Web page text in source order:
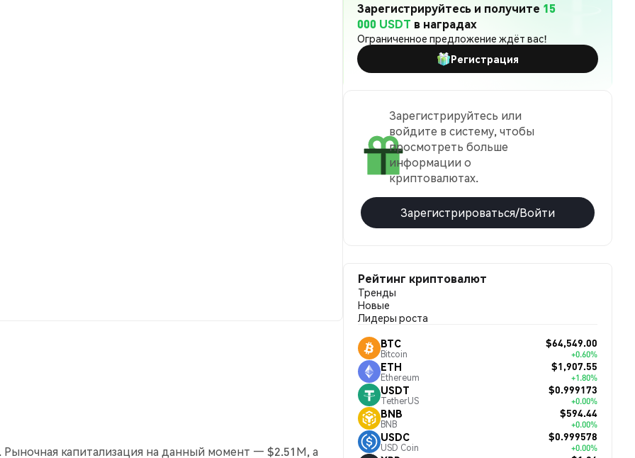
Рыночная капитализация на данный момент — $2.51M, а
Зарегистрируйтесь и получите 15
000 USDT в наградах
Ограниченное предложение ждёт вас!
Регистрация
Зарегистрируйтесь или
войдите в систему, чтобы
просмотреть больше
информации о
криптовалютах.
Зарегистрироваться/Войти
Рейтинг криптовалют
Тренды
Новые
Лидеры роста
BTC
Bitcoin
$64,549.00
+0.60%
ETH
Ethereum
$1,907.55
+1.80%
USDT
TetherUS
$0.999173
+0.00%
BNB
BNB
$594.44
+0.00%
USDC
USD Coin
$0.999578
+0.00%